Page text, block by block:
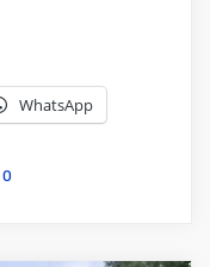
WhatsApp
0